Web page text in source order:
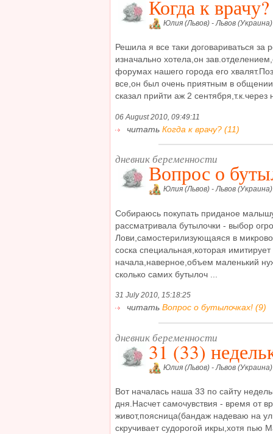
Когда к врачу?
Юлия (Львов) - Львов
Решила я все таки договариваться за
изначально хотела,он
форумах нашего города его
все,он был очень приятным в
сказал прийти аж 2
06 August 2010, 09:49:11
читать Когда к врачу? (11)
дневник беременности
Вопрос о
Юлия (Львов) - Львов
Собираюсь покупать приданое
рассматривала бутылочки - выбор
Лови,самостерилизующаяся в
соска специальная,которая
начала,наверное,объем маленький
сколько самих бутылоч ...
31 July 2010, 15:18:25
читать Вопрос о бутылочках! (9)
дневник беременности
31 (33)
Юлия (Львов) - Львов
Вот началась наша 33 по сайту
дня.Насчет самочувствия - время от
живот,поясница(бандаж надеваю на
скручивает судорогой икры,хотя пью